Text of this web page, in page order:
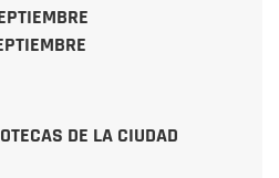
DE LA CIUDAD